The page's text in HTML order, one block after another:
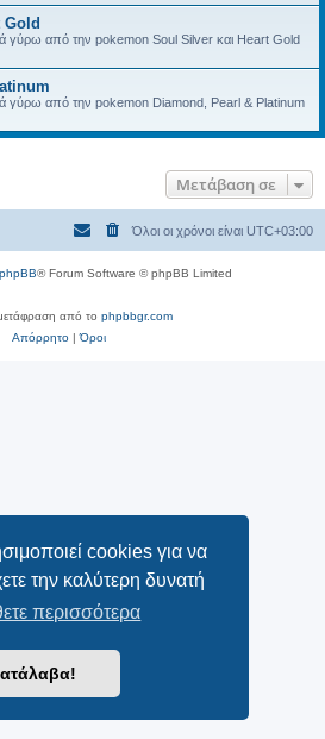
cookies για να
την καλύτερη δυνατή
περισσότερα
η
Gold
γύρω από την pokemon Soul Silver και Heart Gold
γύρω από την pokemon Diamond, Pearl & Platinum
Μετάβαση σε
Όλοι οι χρόνοι είναι UTC+03:00
phpBB® Forum Software © phpBB Limited
από το phpbbgr.com
Απόρρητο|Όροι